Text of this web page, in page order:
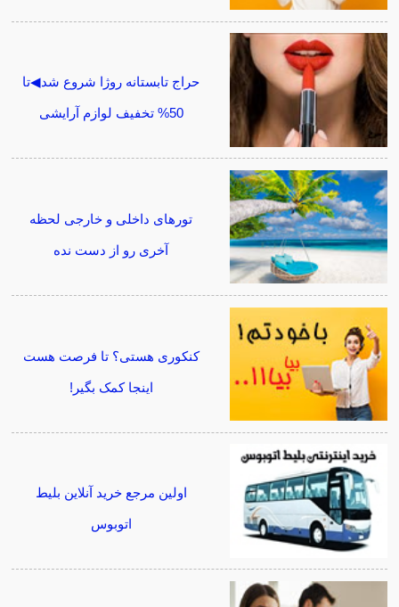
حراج تابستانه روژا شروع شد◀تا
50% تخفیف لوازم آرایشی
تورهای داخلی و خارجی لحظه
آخری رو از دست نده
کنکوری هستی؟ تا فرصت هست
اینجا کمک بگیر!
اولین مرجع خرید آنلاین بلیط
اتوبوس